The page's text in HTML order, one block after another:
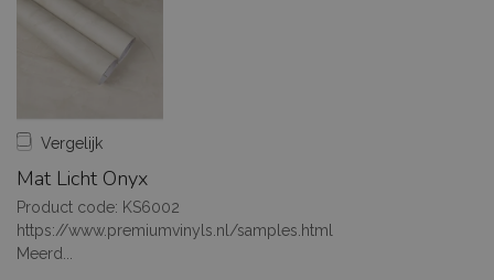
Vergelijk
Mat Licht Onyx
Product code: KS6002
https://www.premiumvinyls.nl/samples.html
Meerd...